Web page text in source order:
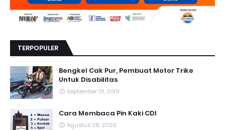
TERPOPULER
Bengkel Cak Pur, Pembuat Motor Trike
Untuk Disabilitas
September 01, 2019
Cara Membaca Pin Kaki CDI
Agustus 28, 2020